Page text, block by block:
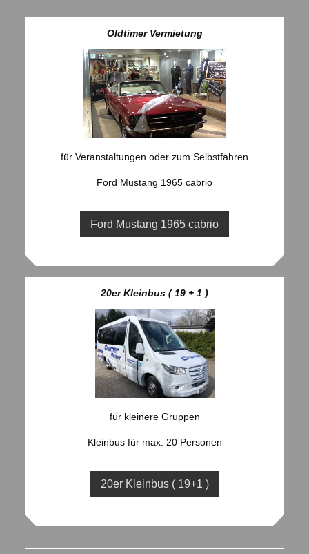
Oldtimer Vermietung
für Veranstaltungen oder zum Selbstfahren
Ford Mustang 1965 cabrio
Ford Mustang 1965 cabrio
20er Kleinbus ( 19 + 1 )
für kleinere Gruppen
Kleinbus für max. 20 Personen
20er Kleinbus ( 19+1 )